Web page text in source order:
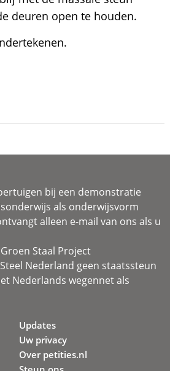
deuren open te houden.
bij een demonstratie
als onderwijsvorm
alleen e-mail van ons als u
Staal Project
Nederland geen staatssteun
Nederlands wegennet als
Updates
Uw privacy
Over petities.nl